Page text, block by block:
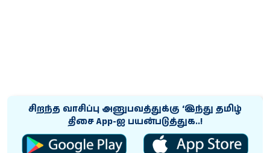
சிறந்த வாசிப்பு அனுபவத்துக்கு ‘இந்து தமிழ்
திசை App-ஐ பயன்படுத்துக..!